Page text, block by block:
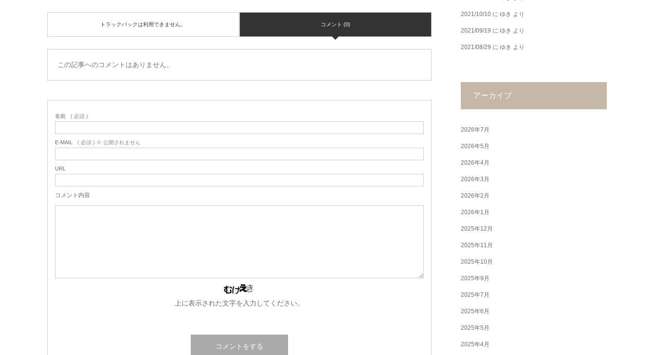
トラックバックは利用できません。 コメント (0)
この記事へのコメントはありません。
名前 ( 必須 )
E-MAIL ( 必須 ) ※ 公開されません
URL
コメント内容
上に表示された文字を入力してください。
2021/10/10 に ゆき より
2021/09/19 に ゆき より
2021/08/29 に ゆき より
アーカイブ
2026年7月
2026年5月
2026年4月
2026年3月
2026年2月
2026年1月
2025年12月
2025年11月
2025年10月
2025年9月
2025年7月
2025年6月
2025年5月
2025年4月